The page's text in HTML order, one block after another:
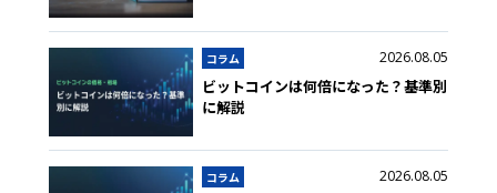
コラム 2026.08.05
ビットコインは何倍になった？基準別
に解説
コラム 2026.08.05